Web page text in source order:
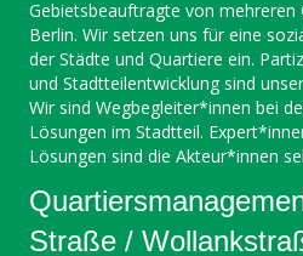
Gebietsbeauftragte von
Berlin. Wir setzen uns für eine
der Städte und Quartiere ein.
und Stadtteilentwicklung sind
Wir sind Wegbegleiter*innen bei
Lösungen im Stadtteil.
Lösungen sind die Akteur*innen
Straße /